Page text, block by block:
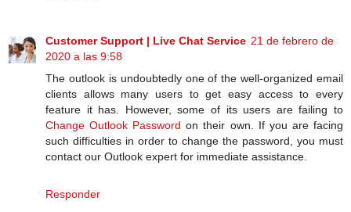
Customer Support | Live Chat Service 21 de febrero de
2020 a las 9:58
The outlook is undoubtedly one of the well-organized email
clients allows many users to get easy access to every
feature it has. However, some of its users are failing to
Change Outlook Password on their own. If you are facing
such difficulties in order to change the password, you must
contact our Outlook expert for immediate assistance.
Responder